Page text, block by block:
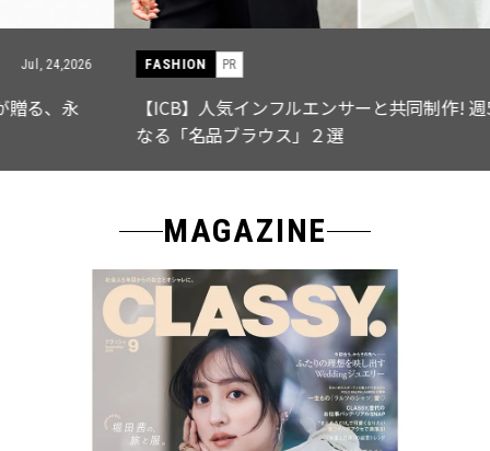
FASHION
【ICB】人気インフルエンサーと共同制作! 週5で着たく
なる「名品ブラウス」２選
MAGAZINE